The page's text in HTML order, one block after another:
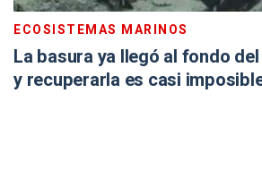
ECOSISTEMAS MARINOS
La basura ya llegó al fondo
y recuperarla es casi